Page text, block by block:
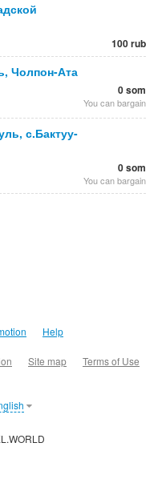
100 rub
Чолпон-Ата
0 som
You can bargain
с.Бактуу-
0 som
You can bargain
Help
Site map Terms of Use